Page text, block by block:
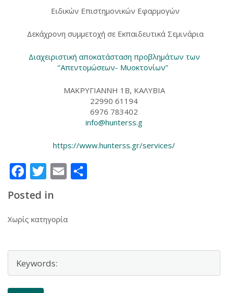
Ειδικών Επιστημονικών Εφαρμογών
Δεκάχρονη συμμετοχή σε Εκπαιδευτικά Σεμινάρια
Διαχειριστική αποκατάσταση προβλημάτων των
‘’Απεντομώσεων- Μυοκτονίων’’
ΜΑΚΡΥΓΙΑΝΝΗ 1Β, ΚΑΛΥΒΙΑ
22990 61194
6976 783402
info@hunterss.g
https://www.hunterss.gr/services/
Facebook
Twitter
Email
Posted in
Χωρίς κατηγορία